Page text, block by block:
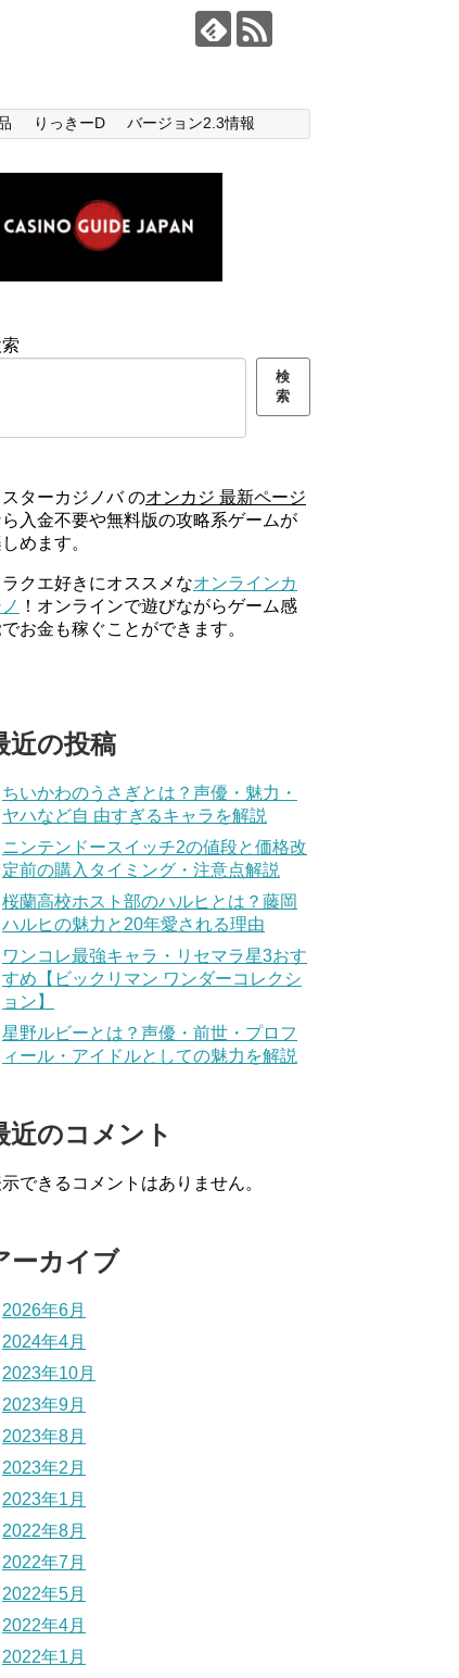
りっきーD バージョン2.3情報
検
索
スターカジノバ のオンカジ 最新ページ
ら入金不要や無料版の攻略系ゲームが
めます。
ラクエ好きにオススメなオンラインカ
！オンラインで遊びながらゲーム感
お金も稼ぐことができます。
近の投稿
ちいかわのうさぎとは？声優・魅力・
ヤハなど自 由すぎるキャラを解説
ニンテンドースイッチ2の値段と価格改
定前の購入タイミング・注意点解説
桜蘭高校ホスト部のハルヒとは？藤岡
ハルヒの魅力と20年愛される理由
ワンコレ最強キャラ・リセマラ星3おす
すめ【ビックリマン ワンダーコレクシ
ョン】
星野ルビーとは？声優・前世・プロフ
ィール・アイドルとしての魅力を解説
近のコメント
できるコメントはありません。
ーカイブ
2026年6月
2024年4月
2023年10月
2023年9月
2023年8月
2023年2月
2023年1月
2022年8月
2022年7月
2022年5月
2022年4月
2022年1月